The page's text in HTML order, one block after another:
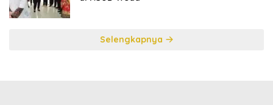
Selengkapnya